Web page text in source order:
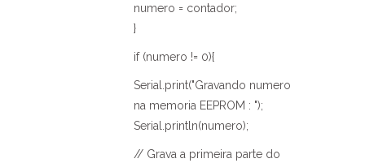
numero = contador;
}
if (numero != 0){
Serial.print("Gravando numero
na memoria EEPROM : ");
Serial.println(numero);
// Grava a primeira parte do